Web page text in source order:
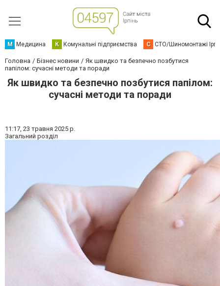
М Медицина К Комунальні підприємства С СТО/Шиномонтажі
Головна Бізнес новини
Як швидко та безпечно позбутися
папілом: сучасні методи та поради
Як швидко та безпечно позбутися папілом:
сучасні методи та поради
11:17, 23 травня 2025 р.
Загальний розділ